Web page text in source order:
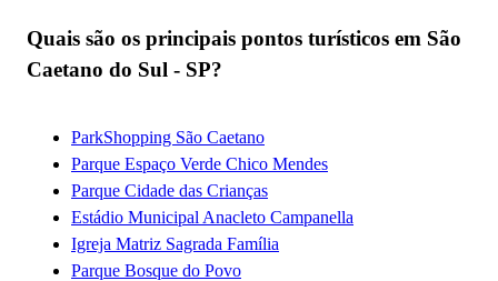
Quais são os principais pontos turísticos em São
Caetano do Sul - SP?
ParkShopping São Caetano
Parque Espaço Verde Chico Mendes
Parque Cidade das Crianças
Estádio Municipal Anacleto Campanella
Igreja Matriz Sagrada Família
Parque Bosque do Povo